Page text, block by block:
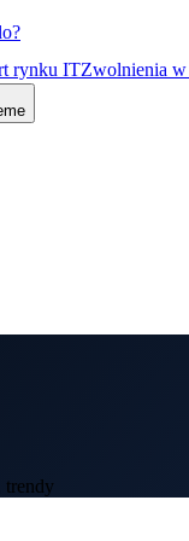
rynku ITZwolnienia
trendy